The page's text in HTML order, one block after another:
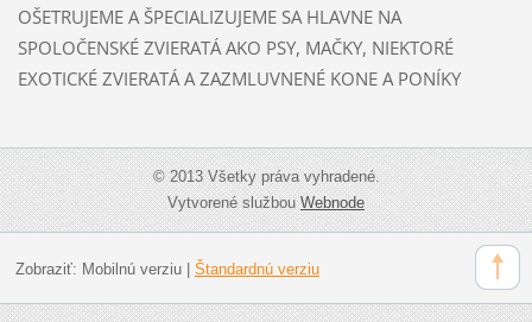
OŠETRUJEME A ŠPECIALIZUJEME SA HLAVNE NA
SPOLOČENSKÉ ZVIERATÁ AKO PSY, MAČKY, NIEKTORÉ
EXOTICKÉ ZVIERATÁ A ZAZMLUVNENÉ KONE A PONÍKY
© 2013 Všetky práva vyhradené.
Vytvorené službouWebnode
Zobraziť: Mobilnú verziu| Štandardnú verziu